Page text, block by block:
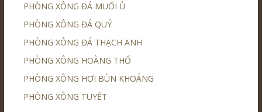
PHÒNG XÔNG ĐÁ MUỐI Ủ
PHÒNG XÔNG ĐÁ QUÝ
PHÒNG XÔNG ĐÁ THẠCH ANH
PHÒNG XÔNG HOÀNG THỔ
PHÒNG XÔNG HƠI BÙN KHOÁNG
PHÒNG XÔNG TUYẾT